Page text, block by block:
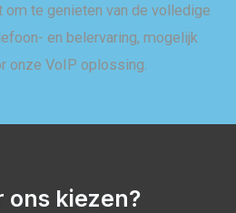
te genieten van de volledige
en belervaring, mogelijk
onze VoIP oplossing.
ons kiezen?